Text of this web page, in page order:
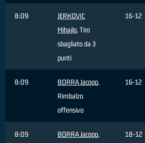
8:09
JERKOVIC
Mihajlo, Tiro
sbagliato da 3
punti
16-12
8:09 BORRA Jacopo,
Rimbalzo
offensivo
16-12
8:09 BORRA Jacopo,
18-12